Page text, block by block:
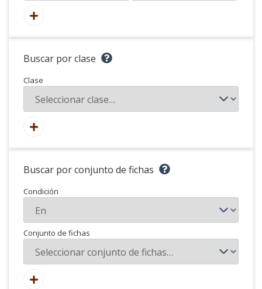
Buscar por clase
Clase
Buscar por conjunto de fichas
Condición
Conjunto de fichas